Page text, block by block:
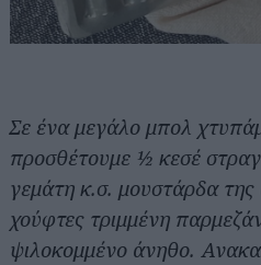
Σε ένα μεγάλο μπολ
προσθέτουμε ½ κεσέ
γεμάτη κ.σ. μουστάρδα της
χούφτες τριμμένη
ψιλοκομμένο άνηθο.